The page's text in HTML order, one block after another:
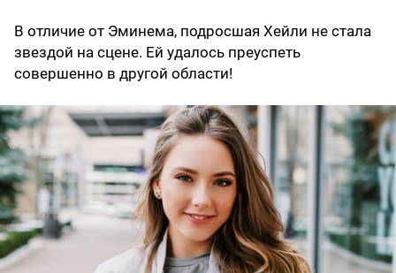
В отличие от Эминема, подросшая Хейли не стала
звездой на сцене. Ей удалось преуспеть
совершенно в другой области!